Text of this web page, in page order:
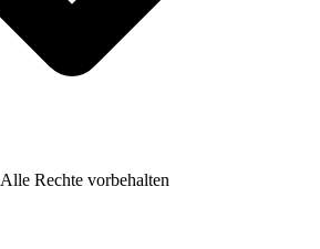
Alle Rechte vorbehalten